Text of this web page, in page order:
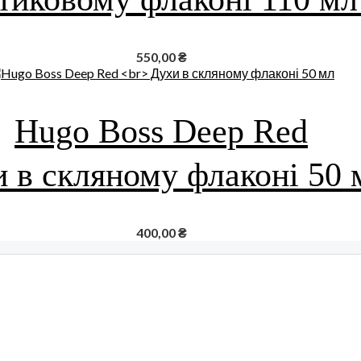
550,00₴
Hugo Boss Deep Red
в скляному флаконі 50
400,00₴